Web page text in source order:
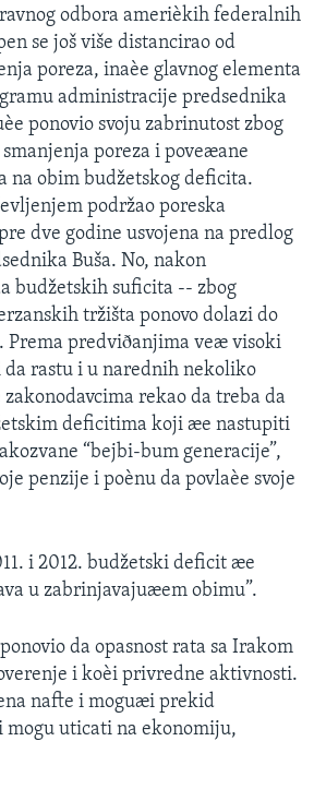
odbora amerièkih federalnih
se još više distancirao od
poreza, inaèe glavnog elementa
administracije predsednika
ponovio svoju zabrinutost zbog
poreza i poveæane
na obim budžetskog deficita.
podržao poreska
dve godine usvojena na predlog
Buša. No, nakon
budžetskih suficita -- zbog
tržišta ponovo dolazi do
Prema predviðanjima veæ visoki
rastu i u narednih nekoliko
rekao da treba da
deficitima koji æe nastupiti
“bejbi-bum generacije”,
penzije i poènu da povlaèe svoje
i 2012. budžetski deficit æe
u zabrinjavajuæem obimu”.
da opasnost rata sa Irakom
i koèi privredne aktivnosti.
nafte i moguæi prekid
mogu uticati na ekonomiju,